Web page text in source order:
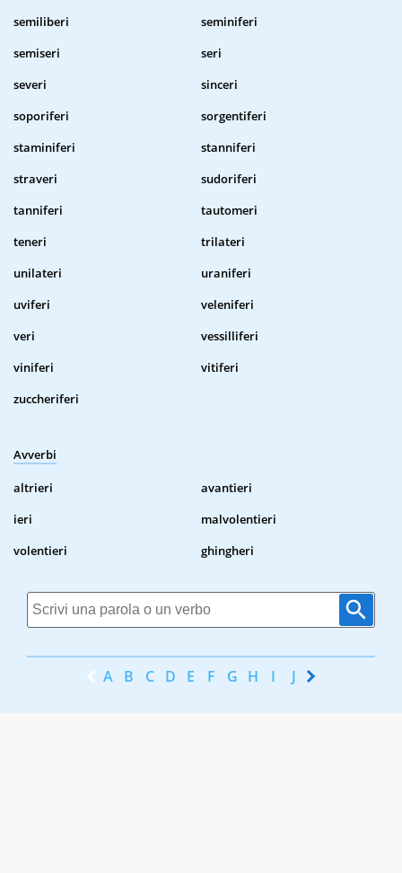
semiliberi
seminiferi
semiseri
seri
severi
sinceri
soporiferi
sorgentiferi
staminiferi
stanniferi
straveri
sudoriferi
tanniferi
tautomeri
teneri
trilateri
unilateri
uraniferi
uviferi
veleniferi
veri
vessilliferi
viniferi
vitiferi
zuccheriferi
Avverbi
altrieri
avantieri
ieri
malvolentieri
volentieri
ghingheri
A B C D E F G H I J K